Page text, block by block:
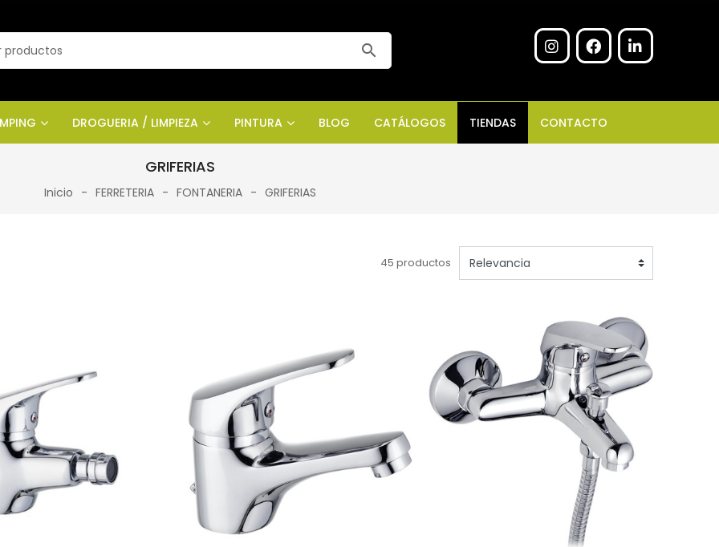
search
DROGUERIA / LIMPIEZA PINTURA BLOG CATÁLOGOS TIENDAS CONTACTO
GRIFERIAS
Inicio FERRETERIA FONTANERIA GRIFERIAS
45 productos